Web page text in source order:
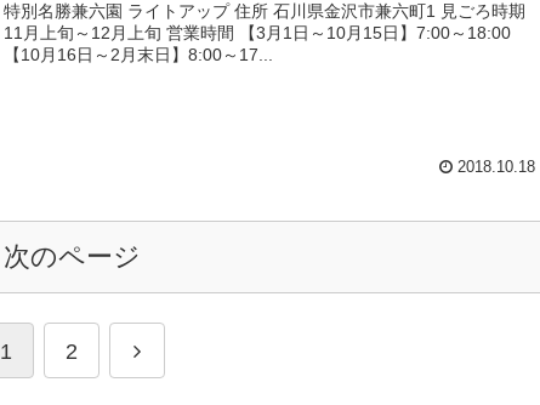
特別名勝兼六園 ライトアップ 住所 石川県金沢市兼六町1 見ごろ時期
11月上旬～12月上旬 営業時間 【3月1日～10月15日】7:00～18:00
【10月16日～2月末日】8:00～17...
2018.10.18
次のページ
1 2